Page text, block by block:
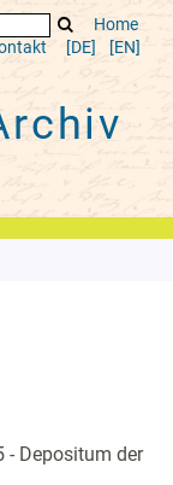
Home
[DE] [EN]
- Depositum der